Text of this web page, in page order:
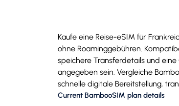
Kaufe eine Reise-eSIM für
ohne Roaminggebühren.
speichere Transferdetails und
angegeben sein. Vergleiche
schnelle digitale Bereitstellung,
Current BambooSIM plan details